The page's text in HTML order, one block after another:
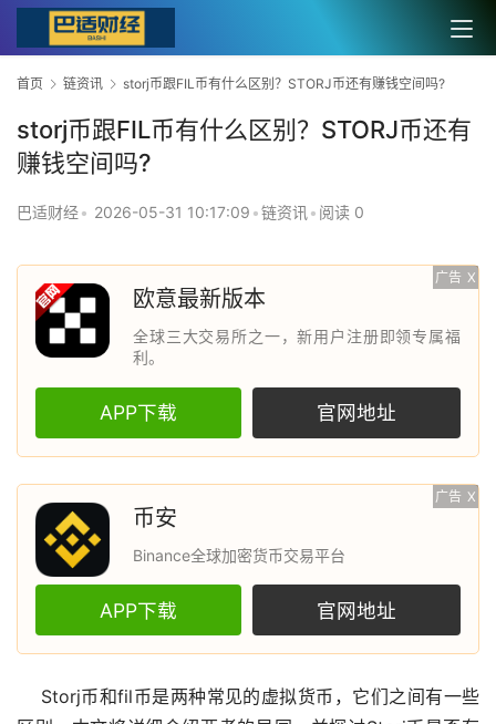
首页 链资讯 storj币跟FIL币有什么区别？STORJ币还有赚钱空间吗?
storj币跟FIL币有什么区别？STORJ币还有
赚钱空间吗?
巴适财经• 2026-05-31 10:17:09 •链资讯 • 阅读 0
广告 X
欧意最新版本
全球三大交易所之一，新用户注册即领专属福
利。
APP下载 官网地址
广告 X
币安
Binance全球加密货币交易平台
APP下载 官网地址
Storj币和fil币是两种常见的虚拟货币 ，它们之间有一些